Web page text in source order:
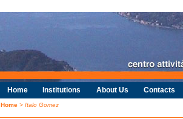
Home Institutions About Us Contacts
Home > Italo Gomez